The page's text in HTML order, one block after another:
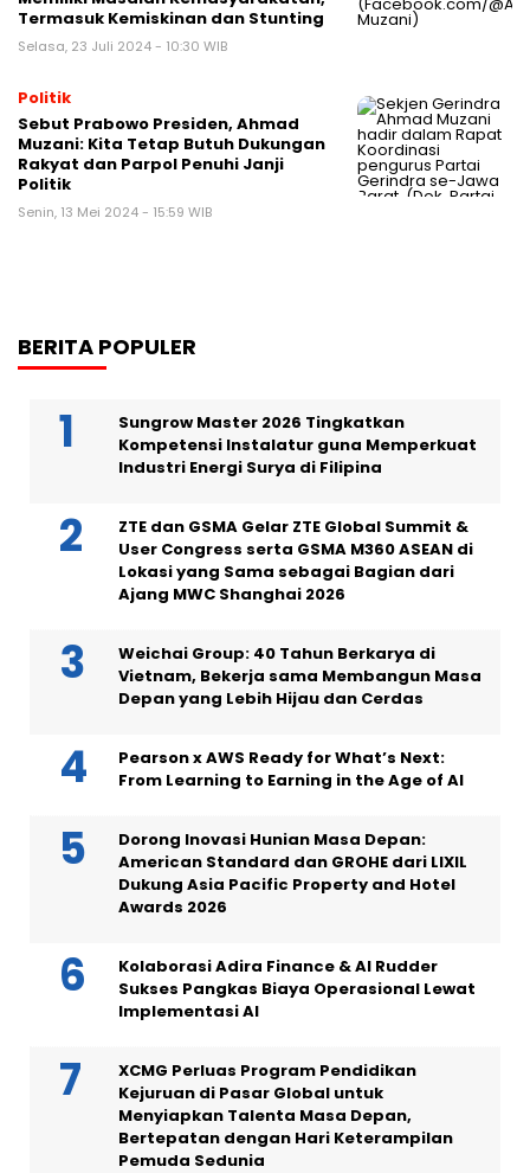
Termasuk Kemiskinan dan Stunting
Selasa, 23 Juli 2024 - 10:30 WIB
Politik
Sebut Prabowo Presiden, Ahmad
Muzani: Kita Tetap Butuh Dukungan
Rakyat dan Parpol Penuhi Janji
Politik
Senin, 13 Mei 2024 - 15:59 WIB
BERITA POPULER
Sungrow Master 2026 Tingkatkan
Kompetensi Instalatur guna Memperkuat
Industri Energi Surya di Filipina
ZTE dan GSMA Gelar ZTE Global Summit &
User Congress serta GSMA M360 ASEAN di
Lokasi yang Sama sebagai Bagian dari
Ajang MWC Shanghai 2026
Weichai Group: 40 Tahun Berkarya di
Vietnam, Bekerja sama Membangun Masa
Depan yang Lebih Hijau dan Cerdas
Pearson x AWS Ready for What’s Next:
From Learning to Earning in the Age of AI
Dorong Inovasi Hunian Masa Depan:
American Standard dan GROHE dari LIXIL
Dukung Asia Pacific Property and Hotel
Awards 2026
Kolaborasi Adira Finance & AI Rudder
Sukses Pangkas Biaya Operasional Lewat
Implementasi AI
XCMG Perluas Program Pendidikan
Kejuruan di Pasar Global untuk
Menyiapkan Talenta Masa Depan,
Bertepatan dengan Hari Keterampilan
Pemuda Sedunia